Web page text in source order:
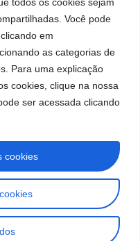
Você pode
em
as categorias de
Para uma explicação
cookies, clique na nossa
ser acessada clicando
cookies
Santa
Bernardo
– SP
09780-
Informações sujeitas a
direitos são reservados à
e Indústria Ltda.